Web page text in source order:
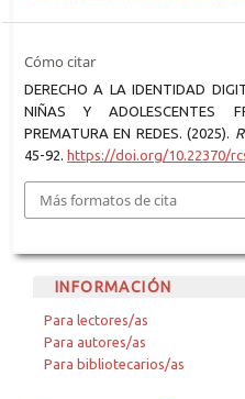
Cómo citar
DERECHO A LA IDENTIDAD
NIÑAS Y ADOLESCENTES
PREMATURA EN REDES. (2025).
45-92. https://doi.org/10.22370/
Más formatos de cita
INFORMACIÓN
Para lectores/as
Para autores/as
Para bibliotecarios/as